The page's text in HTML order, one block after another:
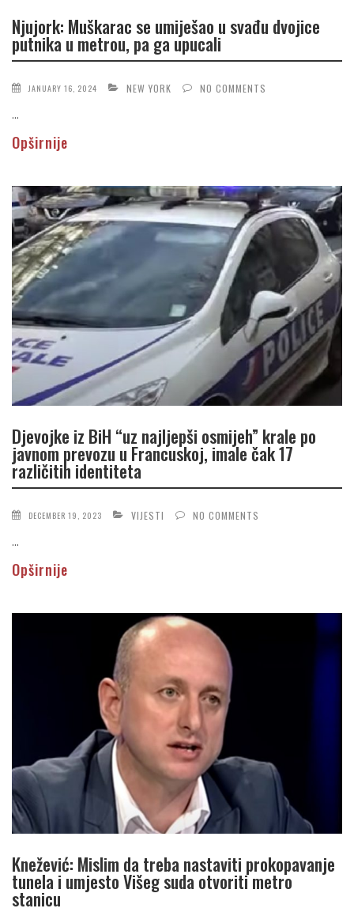
Njujork: Muškarac se umiješao u svađu dvojice
putnika u metrou, pa ga upucali
JANUARY 16, 2024 NEW YORK NO COMMENTS
...
Opširnije
Djevojke iz BiH “uz najljepši osmijeh” krale po
javnom prevozu u Francuskoj, imale čak 17
različitih identiteta
DECEMBER 19, 2023 VIJESTI NO COMMENTS
...
Opširnije
Knežević: Mislim da treba nastaviti prokopavanje
tunela i umjesto Višeg suda otvoriti metro
stanicu